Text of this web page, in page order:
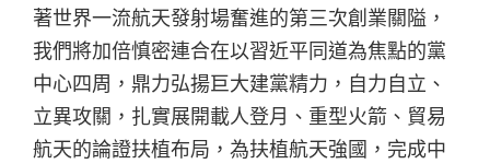
著世界一流航天發射場奮進的第三次創業關隘，
我們將加倍慎密連合在以習近平同道為焦點的黨
中心四周，鼎力弘揚巨大建黨精力，自力自立、
立異攻關，扎實展開載人登月、重型火箭、貿易
航天的論證扶植布局，為扶植航天強國，完成中